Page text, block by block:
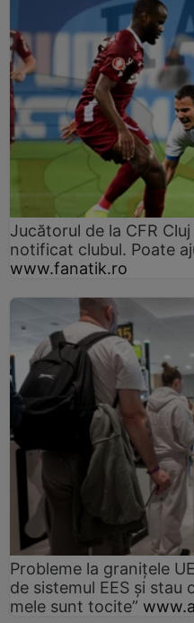
Jucătorul de la CFR
notificat clubul. Poate
www.fanatik.ro
Probleme la granițele
de sistemul EES și stau
mele sunt tocite”